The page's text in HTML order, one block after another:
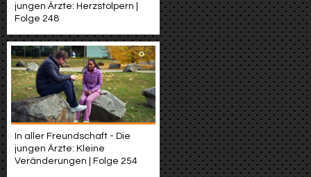
jungen Ärzte: Herzstolpern |
Folge 248
In aller Freundschaft - Die
jungen Ärzte: Kleine
Veränderungen | Folge 254